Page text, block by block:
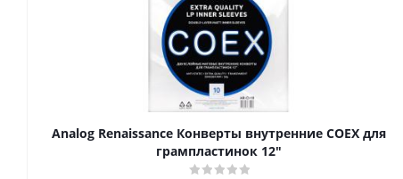
Analog Renaissance Конверты внутренние COEX для
грампластинок 12"